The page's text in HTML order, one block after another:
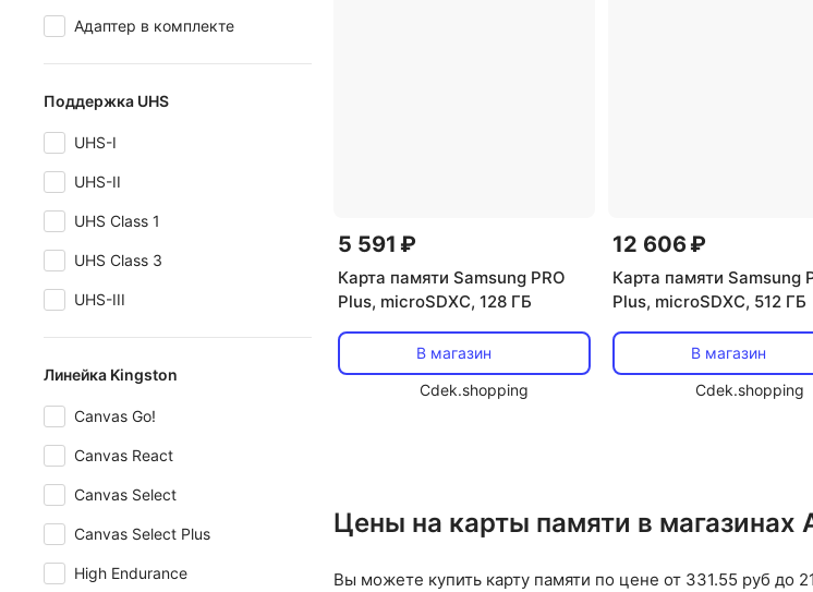
Адаптер в комплекте
Поддержка UHS
UHS-I
UHS-II
UHS Class 1
UHS Class 3
UHS-III
Линейка Kingston
Canvas Go!
Canvas React
Canvas Select
Canvas Select Plus
High Endurance
5 591 ₽
Карта памяти Samsung PRO
Plus, microSDXC, 128 ГБ
В магазин
Cdek.shopping
12 606 ₽
Карта памяти Samsung
Plus, microSDXC, 512 ГБ
В магазин
Cdek.shopping
Цены на карты памяти в магазинах
Вы можете купить карту памяти по цене от 331.55 руб до